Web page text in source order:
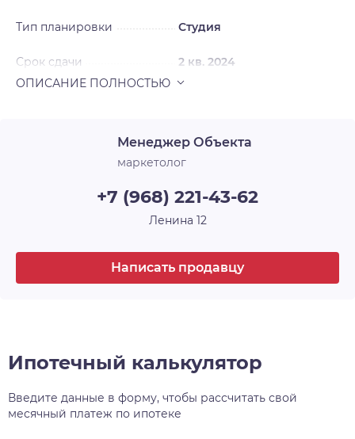
Тип планировки Студия
Срок сдачи 2 кв. 2024
Менеджер Объекта
маркетолог
+7 (968) 221-43-62
Ленина 12
Написать продавцу
Ипотечный калькулятор
Введите данные в форму, чтобы рассчитать свой
месячный платеж по ипотеке